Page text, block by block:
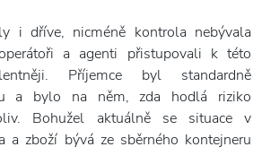
i dříve, nicméně kontrola nebývala
a agenti přistupovali k této
Příjemce byl standardně
a bylo na něm, zda hodlá riziko
Bohužel aktuálně se situace v
a zboží bývá ze sběrného kontejneru